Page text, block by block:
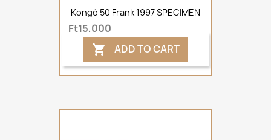
Kongó 50 Frank 1997 SPECIMEN
Ft15,000
 ADD TO CART